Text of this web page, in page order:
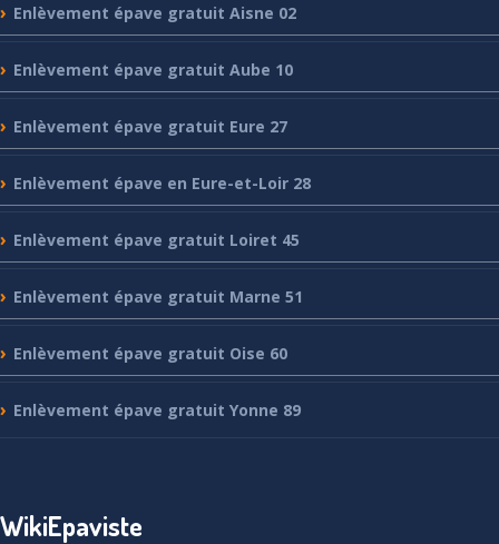
Enlèvement épave gratuit Aisne 02
Enlèvement épave gratuit Aube 10
Enlèvement épave gratuit Eure 27
Enlèvement épave en Eure-et-Loir 28
Enlèvement épave gratuit Loiret 45
Enlèvement épave gratuit Marne 51
Enlèvement épave gratuit Oise 60
Enlèvement épave gratuit Yonne 89
WikiEpaviste